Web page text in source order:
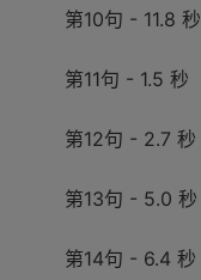
第10句 - 11.8 秒
第11句 - 1.5 秒
第12句 - 2.7 秒
第13句 - 5.0 秒
第14句 - 6.4 秒